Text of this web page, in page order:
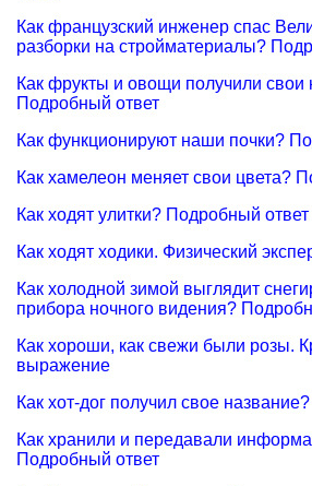
Как французский инженер спас
разборки на стройматериалы?
Как фрукты и овощи получили свои
Подробный ответ
Как функционируют наши почки?
Как хамелеон меняет свои цвета?
Как ходят улитки? Подробный ответ
Как ходят ходики. Физический
Как холодной зимой выглядит
прибора ночного видения?
Как хороши, как свежи были розы.
выражение
Как хот-дог получил свое
Как хранили и передавали
Подробный ответ